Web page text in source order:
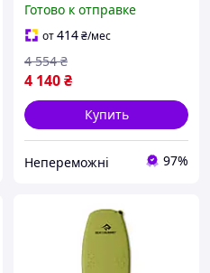
Camp Plus Mat, Regular,
183x51x7.5см |neper-
9327|
Готово к отправке
от414₴/мес
4 140₴
4 554 ₴
Купить
Непереможні 97%